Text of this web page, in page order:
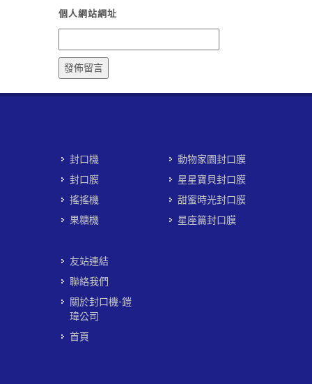
個人網站網址
封口機
封口膜
搖搖機
果糖機
動物家園封口膜
星星寶貝封口膜
甜蜜時光封口膜
星座篇封口膜
友站連結
聯絡我們
關於封口機-鎧
瑋公司
首頁